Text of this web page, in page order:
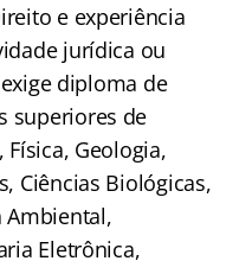
e experiência
jurídica ou
diploma de
superiores de
Geologia,
Ciências Biológicas,
Ambiental,
Eletrônica,